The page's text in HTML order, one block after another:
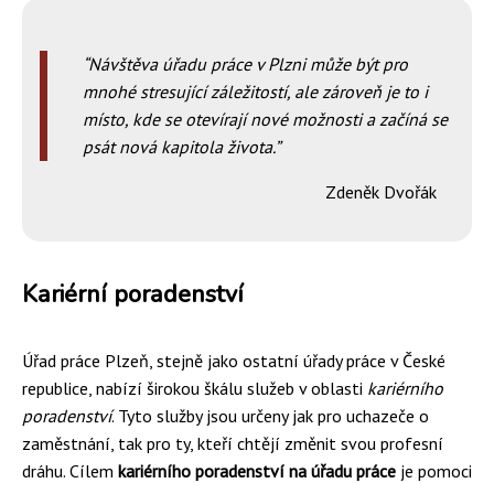
Návštěva úřadu práce v Plzni může být pro
mnohé stresující záležitostí, ale zároveň je to i
místo, kde se otevírají nové možnosti a začíná se
psát nová kapitola života.
Zdeněk Dvořák
Kariérní poradenství
Úřad práce Plzeň, stejně jako ostatní úřady práce v České
republice, nabízí širokou škálu služeb v oblasti kariérního
poradenství. Tyto služby jsou určeny jak pro uchazeče o
zaměstnání, tak pro ty, kteří chtějí změnit svou profesní
dráhu. Cílem kariérního poradenství na úřadu práce je pomoci